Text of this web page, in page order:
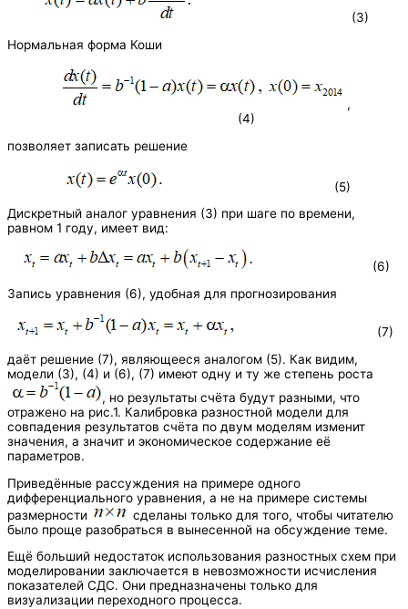
(3)
Нормальная форма Коши
,
(4)
позволяет записать решение
(5)
Дискретный аналог уравнения (3) при шаге по времени,
равном 1 году, имеет вид:
(6)
Запись уравнения (6), удобная для прогнозирования
(7)
даёт решение (7), являющееся аналогом (5). Как видим,
модели (3), (4) и (6), (7) имеют одну и ту же степень роста
, но результаты счёта будут разными, что
отражено на рис.1. Калибровка разностной модели для
совпадения результатов счёта по двум моделям изменит
значения, а значит и экономическое содержание её
параметров.
Приведённые рассуждения на примере одного
дифференциального уравнения, а не на примере системы
размерности
сделаны только для того, чтобы читателю
было проще разобраться в вынесенной на обсуждение теме.
Ещё больший недостаток использования разностных схем при
моделировании заключается в невозможности исчисления
показателей СДС. Они предназначены только для
визуализации переходного процесса.